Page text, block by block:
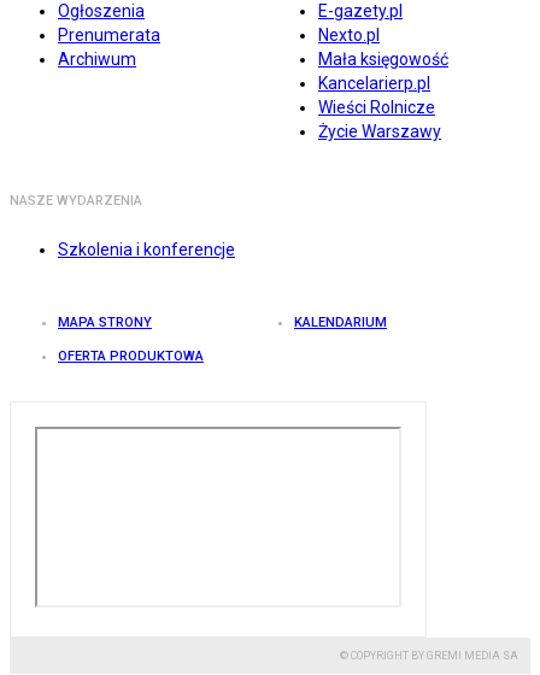
Ogłoszenia
Prenumerata
Archiwum
E-gazety.pl
Nexto.pl
Mała księgowość
Kancelarierp.pl
Wieści Rolnicze
Życie Warszawy
NASZE WYDARZENIA
Szkolenia i konferencje
MAPA STRONY KALENDARIUM
OFERTA PRODUKTOWA
© COPYRIGHT BY GREMI MEDIA SA